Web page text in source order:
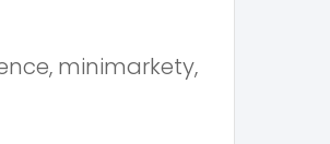
minimarkety,